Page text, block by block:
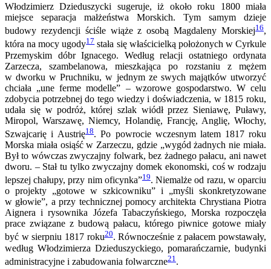
Włodzimierz Dzieduszycki sugeruje, iż około roku 1800 miała
miejsce separacja małżeństwa Morskich. Tym samym dzieje
budowy rezydencji ściśle wiąże z osobą Magdaleny Morskiej16,
która na mocy ugody17stała się właścicielką położonych w Cyrkule
Przemyskim dóbr Ignacego. Według relacji ostatniego ordynata
Zarzecza, szambelanowa, mieszkająca po rozstaniu z mężem
w dworku w Pruchniku, w jednym ze swych majątków utworzyć
chciała „une ferme modelle” – wzorowe gospodarstwo. W celu
zdobycia potrzebnej do tego wiedzy i doświadczenia, w 1815 roku,
udała się w podróż, której szlak wiódł przez Sieniawę, Puławy,
Miropol, Warszawę, Niemcy, Holandię, Francję, Anglię, Włochy,
Szwajcarię i Austrię18. Po powrocie wczesnym latem 1817 roku
Morska miała osiąść w Zarzeczu, gdzie „wygód żadnych nie miała.
Był to wówczas zwyczajny folwark, bez żadnego pałacu, ani nawet
dworu. – Stał tu tylko zwyczajny domek ekonomski, coś w rodzaju
lepszej chałupy, przy nim oficynka”19. Niemalże od razu, w oparciu
o projekty „gotowe w szkicowniku” i „myśli skonkretyzowane
w głowie”, a przy technicznej pomocy architekta Chrystiana Piotra
Aignera i rysownika Józefa Tabaczyńskiego, Morska rozpoczęła
prace związane z budową pałacu, którego piwnice gotowe miały
być w sierpniu 1817 roku20. Równocześnie z pałacem powstawały,
według Włodzimierza Dzieduszyckiego, pomarańczarnie, budynki
administracyjne i zabudowania folwarczne21 .